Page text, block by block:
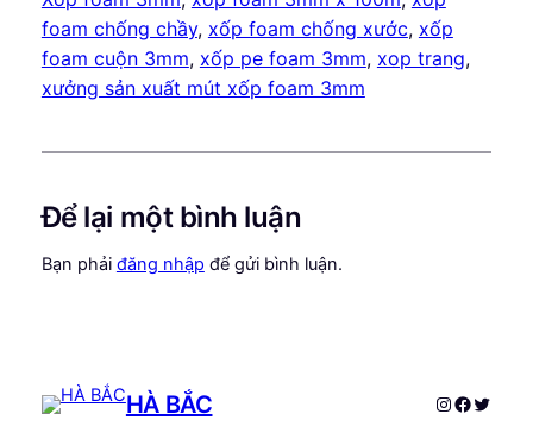
foam chống chầy, xốp foam chống xước, xốp
foam cuộn 3mm, xốp pe foam 3mm, xop trang ,
xưởng sản xuất mút xốp foam 3mm
Để lại một bình luận
Bạn phải đăng nhập để gửi bình luận.
HÀ BẮC Instagram